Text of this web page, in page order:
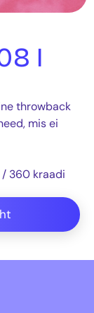
I
throwback
mis ei
/ 360 kraadi